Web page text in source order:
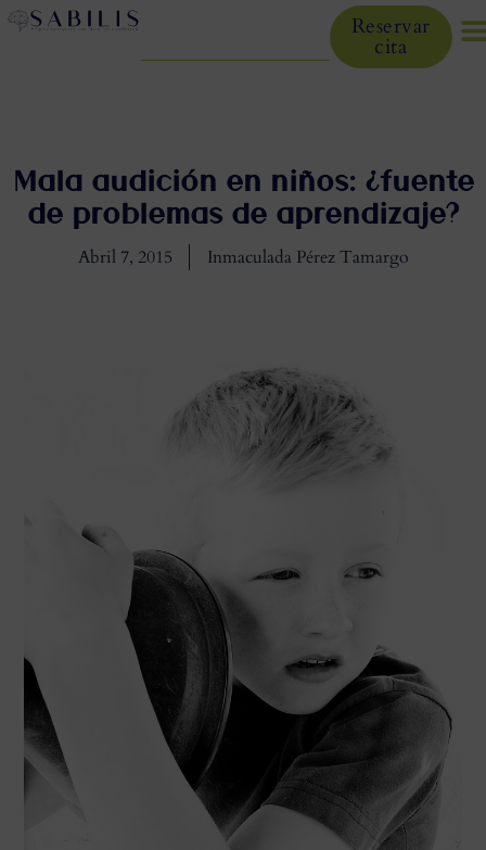
Reservar
cita
Mala audición en niños: ¿fuente
de problemas de aprendizaje?
Abril 7, 2015 Inmaculada Pérez Tamargo